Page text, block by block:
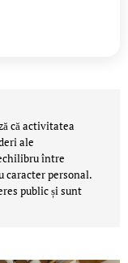
că activitatea
ale
între
caracter personal.
public și sunt